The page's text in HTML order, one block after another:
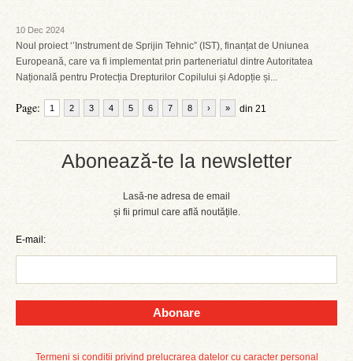
Abonează-te la newsletter
Lasă-ne adresa de email
și fii primul care află noutățile.
E-mail:
Abonare
Termeni și condiții privind prelucrarea datelor cu caracter personal
10 Dec 2024
Noul proiect ‘’Instrument de Sprijin Tehnic” (IST), finanțat de Uniunea
Europeană, care va fi implementat prin parteneriatul dintre Autoritatea
Națională pentru Protecția Drepturilor Copilului și Adopție și...
Page: 1 2 3 4 5 6 7 8 din 21
› »